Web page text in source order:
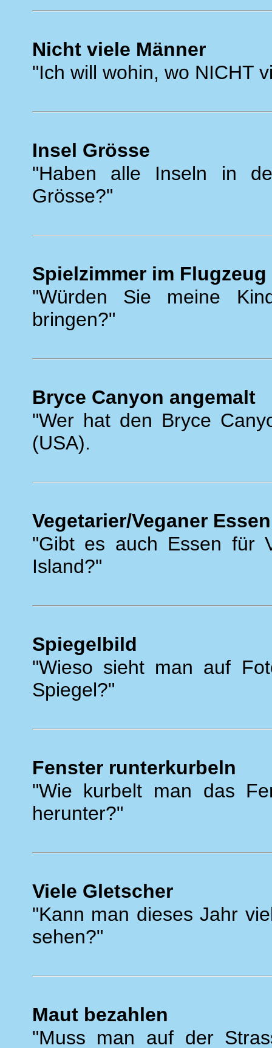
Nicht viele Männer
"Ich will wohin, wo NICHT
Insel Grösse
"Haben alle Inseln in
Grösse?"
Spielzimmer im Flugzeug
"Würden Sie meine
bringen?"
Bryce Canyon angemalt
"Wer hat den Bryce
(USA).
Vegetarier/Veganer Essen
"Gibt es auch Essen für
Island?"
Spiegelbild
"Wieso sieht man auf
Spiegel?"
Fenster runterkurbeln
"Wie kurbelt man das
herunter?"
Viele Gletscher
"Kann man dieses Jahr
sehen?"
Maut bezahlen
"Muss man auf der